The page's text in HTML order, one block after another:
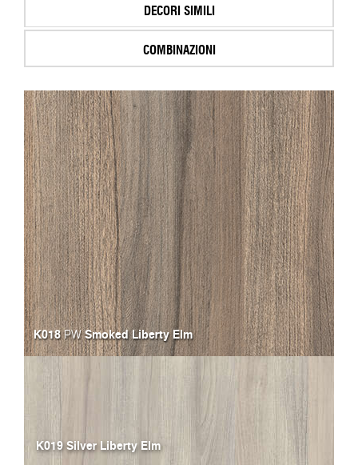
DECORI SIMILI
COMBINAZIONI
K018PWSmoked Liberty Elm
K019 Silver Liberty Elm